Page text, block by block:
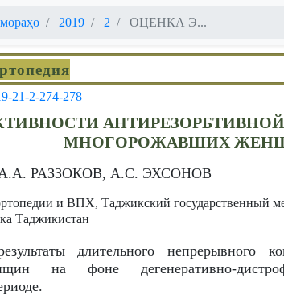
2019 2 ОЦЕНКА Э...
21-2-274-278
МНОГОРОЖАВШИХ
РАЗЗОКОВ, А.С. ЭХСОНОВ
и ВПХ, Таджикский государственный
Таджикистан
длительного непрерывного
на фоне дегенеративно-